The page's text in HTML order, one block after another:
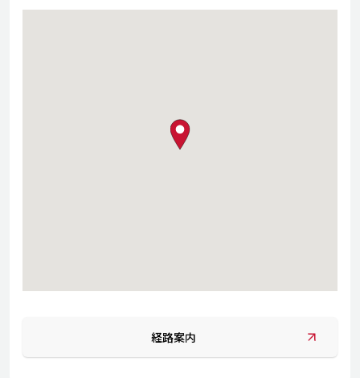
map pin
経路案内